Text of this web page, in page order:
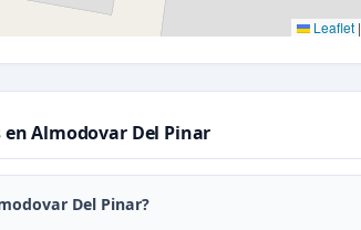
Leaflet |
Almodovar Del Pinar
Del Pinar?